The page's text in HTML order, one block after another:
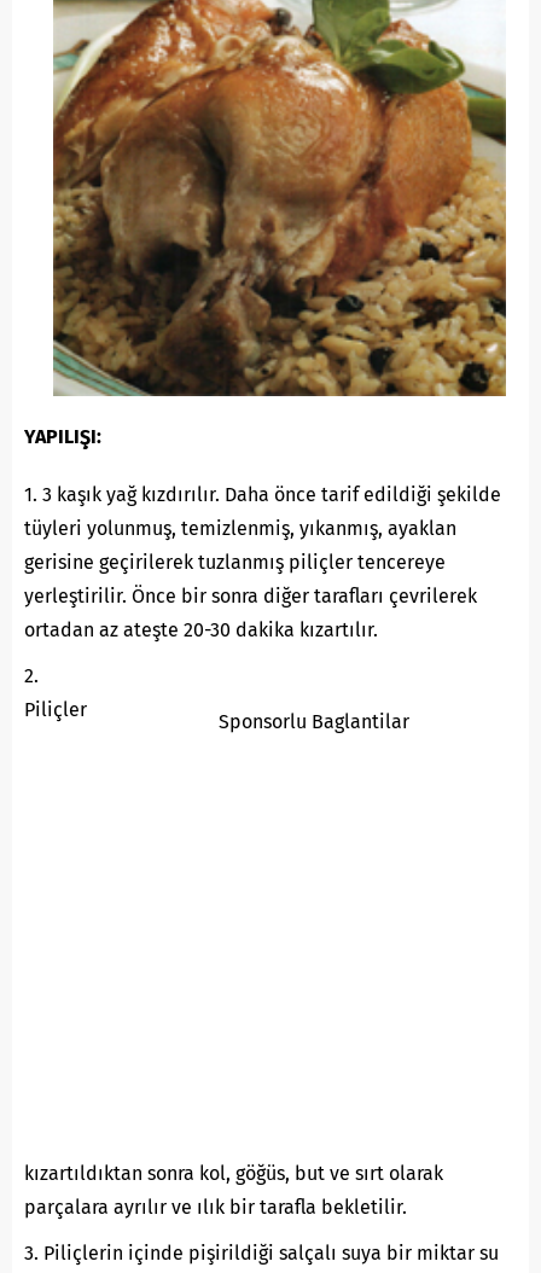
YAPILIŞI:
1. 3 kaşık yağ kızdırılır. Daha önce tarif edildiği şekilde
tüyleri yolunmuş, temizlenmiş, yıkanmış, ayaklan
gerisine geçirilerek tuzlanmış piliçler tencereye
yerleştirilir. Önce bir sonra diğer tarafları çevrilerek
ortadan az ateşte 20-30 dakika kızartılır.
Sponsorlu Baglantilar
2.
Piliçler
kızartıldıktan sonra kol, göğüs, but ve sırt olarak
parçalara ayrılır ve ılık bir tarafla bekletilir.
3. Piliçlerin içinde pişirildiği salçalı suya bir miktar su